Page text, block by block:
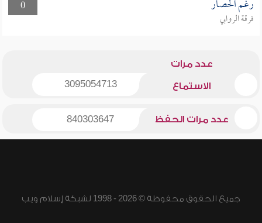
0
رغم الحصار
فرقة الروابي
عدد مرات
الاستماع 3095054713
عدد مرات الحفظ 840303647
جميع الحقوق محفوظة © 2026 - 1998 لشبكة إسلام ويب